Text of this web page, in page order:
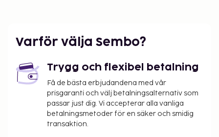
Fritidsaktiviteter som erbjuds är bland annat
bergsklättring i närheten, grottexpeditioner i
Du kommer att ombes att betala följande avgifter
på boendet – avgifterna kan inkludera tillämpliga
Deposition för skador: CHF 500 per vistelse
En stadsskatt tas ut av staden och betalas på
Varför välja Sembo?
Trygg och flexibel betalning
Få de bästa erbjudandena med vår
prisgaranti och välj betalningsalternativ som
passar just dig. Vi accepterar alla vanliga
betalningsmetoder för en säker och smidig
transaktion.